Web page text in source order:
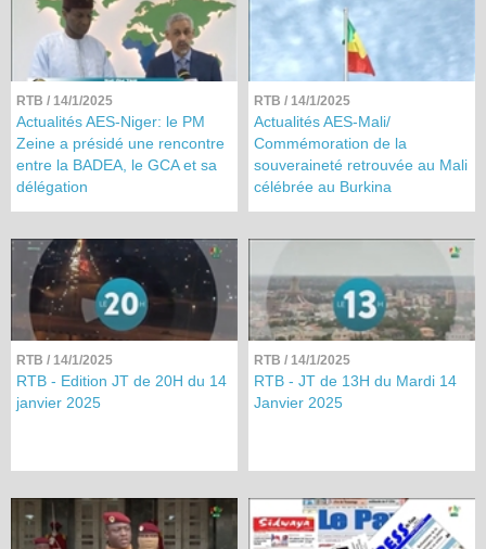
RTB / 14/1/2025
Actualités AES-Niger: le PM
Zeine a présidé une rencontre
entre la BADEA, le GCA et sa
délégation
RTB / 14/1/2025
Actualités AES-Mali/
Commémoration de la
souveraineté retrouvée au Mali
célébrée au Burkina
RTB / 14/1/2025
RTB - Edition JT de 20H du 14
janvier 2025
RTB / 14/1/2025
RTB - JT de 13H du Mardi 14
Janvier 2025